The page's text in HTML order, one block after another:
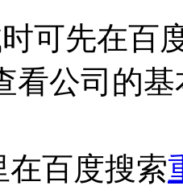
可先在百
看公司的
百度搜索